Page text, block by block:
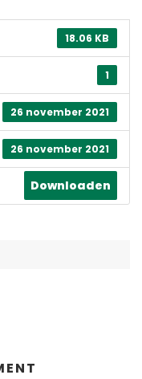
18.06 KB
1
26 november 2021
26 november 2021
Downloaden